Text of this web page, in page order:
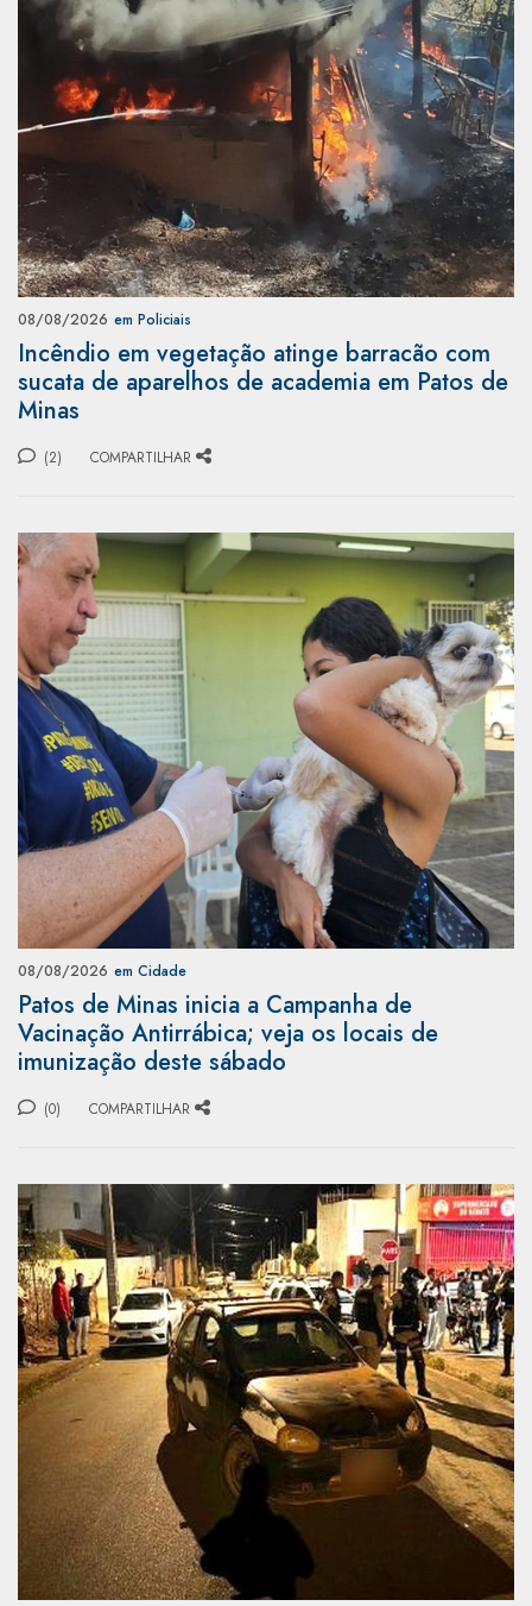
08/08/2026 em Policiais
Incêndio em vegetação atinge barracão com
sucata de aparelhos de academia em Patos de
Minas
(2) COMPARTILHAR
08/08/2026 em Cidade
Patos de Minas inicia a Campanha de
Vacinação Antirrábica; veja os locais de
imunização deste sábado
(0) COMPARTILHAR